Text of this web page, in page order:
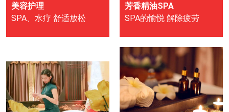
美容护理
SPA、水疗 舒适放松
芳香精油SPA
SPA的愉悦 解除疲劳